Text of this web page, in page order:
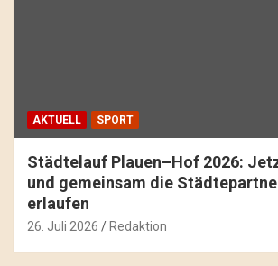
AKTUELL SPORT
Städtelauf Plauen–Hof 2026:
und gemeinsam die
erlaufen
26. Juli 2026 Redaktion